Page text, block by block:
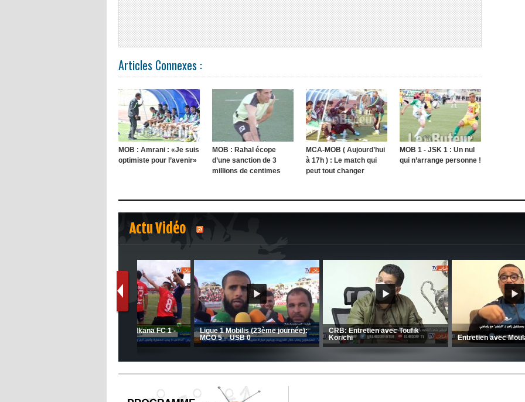
Articles Connexes :
MOB : Amrani : «Je suis
optimiste pour l’avenir»
MOB : Rahal écope
d’une sanction de 3
millions de centimes
MCA-MOB ( Aujourd’hui
à 17h ) : Le match qui
peut tout changer
MOB 1 - JSK 1 : Un nul
qui n’arrange personne !
Actu Vidéo
1 2
CSC: La préparation des hommes
d’Amrani se poursuit en Tunisie
MCA: Kaci-Saïd évoque le large
succès du Mouloudia face au FC
MFM
JSK: Brahim Zafour évoque la
situation du club